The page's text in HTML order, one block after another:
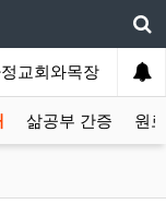
교회와목장 선교
삶공부 간증 원